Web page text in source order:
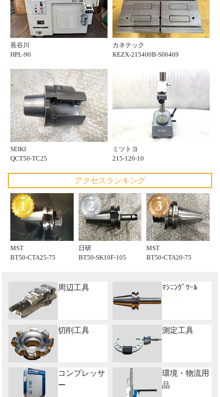
長谷川
HPL-90
カネテック
KEZX-215400B-S06469
SEIKI
QCT50-TC25
ミツトヨ
215-120-10
アクセスランキング
MST
BT50-CTA25-75
日研
BT50-SK10F-105
MST
BT50-CTA20-75
周辺工具 ﾏｼﾆﾝｸﾞﾂｰﾙ
切削工具 測定工具
コンプレッサ
ー
環境・物流用
品